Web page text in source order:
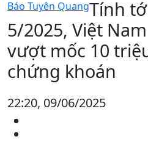
Báo Tuyên QuangTính
5/2025, Việt
vượt mốc 10
chứng khoán
22:20, 09/06/2025